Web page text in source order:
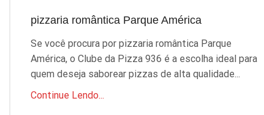
pizzaria romântica Parque América
Se você procura por pizzaria romântica Parque
América, o Clube da Pizza 936 é a escolha ideal para
quem deseja saborear pizzas de alta qualidade...
Continue Lendo...